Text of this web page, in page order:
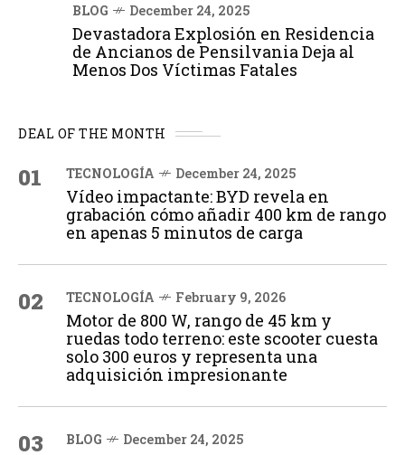
BLOG December 24, 2025
Devastadora Explosión en Residencia
de Ancianos de Pensilvania Deja al
Menos Dos Víctimas Fatales
DEAL OF THE MONTH
01 TECNOLOGÍA December 24, 2025
Vídeo impactante: BYD revela en
grabación cómo añadir 400 km de rango
en apenas 5 minutos de carga
02 TECNOLOGÍA February 9, 2026
Motor de 800 W, rango de 45 km y
ruedas todo terreno: este scooter cuesta
solo 300 euros y representa una
adquisición impresionante
03 BLOG December 24, 2025